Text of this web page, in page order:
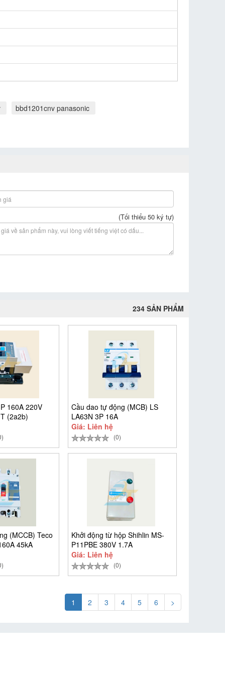
bbd1201cnv panasonic
(Tối thiểu 50 ký tự)
234 SẢN PHẨM
160A 220V
(2a2b)
Cầu dao tự động (MCB) LS
LA63N 3P 16A
Giá: Liên hệ
(0)
(MCCB) Teco
45kA
Khởi động từ hộp Shihlin MS-
P11PBE 380V 1.7A
Giá: Liên hệ
(0)
1 2 3 4 5 6 >